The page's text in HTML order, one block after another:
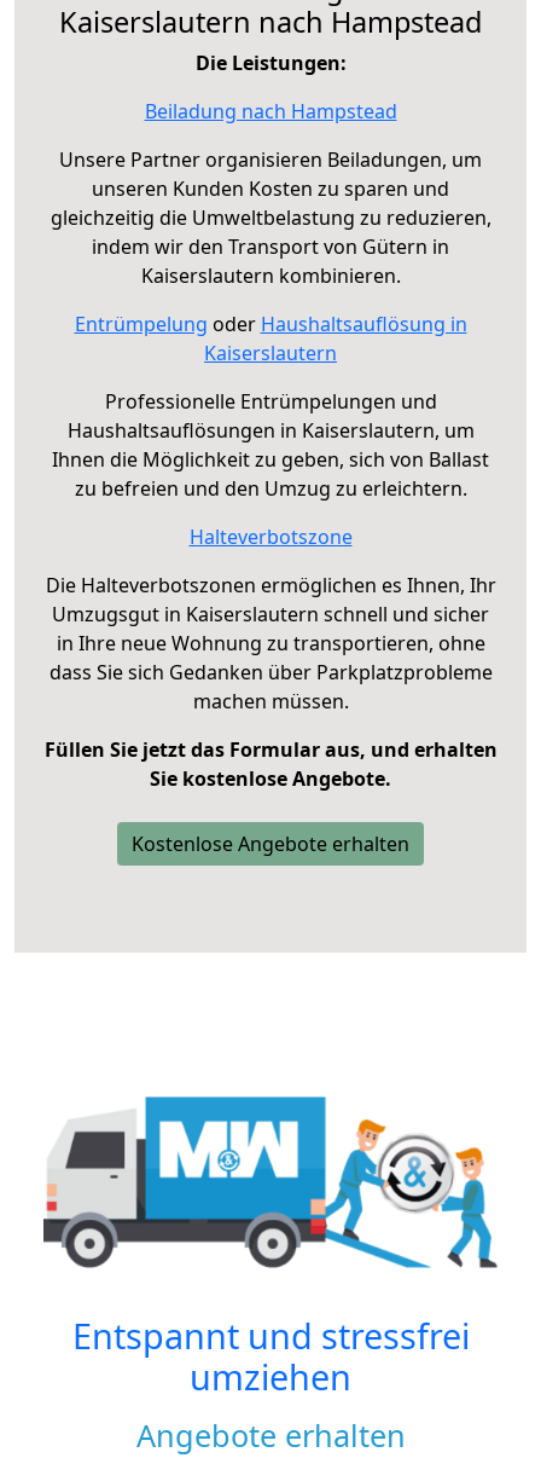
Kaiserslautern nach Hampstead
Die Leistungen:
Beiladung nach Hampstead
Unsere Partner organisieren Beiladungen, um
unseren Kunden Kosten zu sparen und
gleichzeitig die Umweltbelastung zu reduzieren,
indem wir den Transport von Gütern in
Kaiserslautern kombinieren.
Entrümpelung oder Haushaltsauflösung in
Kaiserslautern
Professionelle Entrümpelungen und
Haushaltsauflösungen in Kaiserslautern, um
Ihnen die Möglichkeit zu geben, sich von Ballast
zu befreien und den Umzug zu erleichtern.
Halteverbotszone
Die Halteverbotszonen ermöglichen es Ihnen, Ihr
Umzugsgut in Kaiserslautern schnell und sicher
in Ihre neue Wohnung zu transportieren, ohne
dass Sie sich Gedanken über Parkplatzprobleme
machen müssen.
Füllen Sie jetzt das Formular aus, und erhalten
Sie kostenlose Angebote.
Kostenlose Angebote erhalten
Entspannt und stressfrei
umziehen
Angebote erhalten